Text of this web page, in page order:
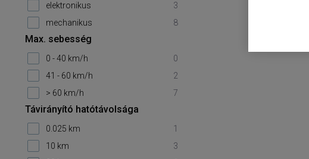
elektronikus
3
mechanikus
8
Max. sebesség
0 - 40 km/h
0
41 - 60 km/h
2
> 60 km/h
7
Távirányító hatótávolsága
0.025 km
1
10 km
3